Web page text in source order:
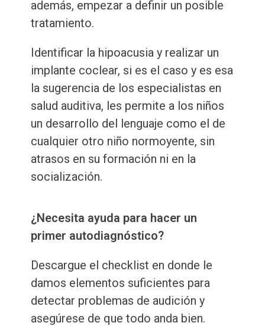
además, empezar a definir un posible
tratamiento.
Identificar la hipoacusia y realizar un
implante coclear, si es el caso y es esa
la sugerencia de los especialistas en
salud auditiva, les permite a los niños
un desarrollo del lenguaje como el de
cualquier otro niño normoyente, sin
atrasos en su formación ni en la
socialización.
¿Necesita ayuda para hacer un
primer autodiagnóstico?
Descargue el checklist en donde le
damos elementos suficientes para
detectar problemas de audición y
asegúrese de que todo anda bien.